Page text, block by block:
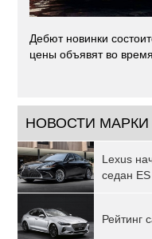
Дебют новинки
цены объявят во
НОВОСТИ МАРКИ
Lexus
седан ES
Рейтинг